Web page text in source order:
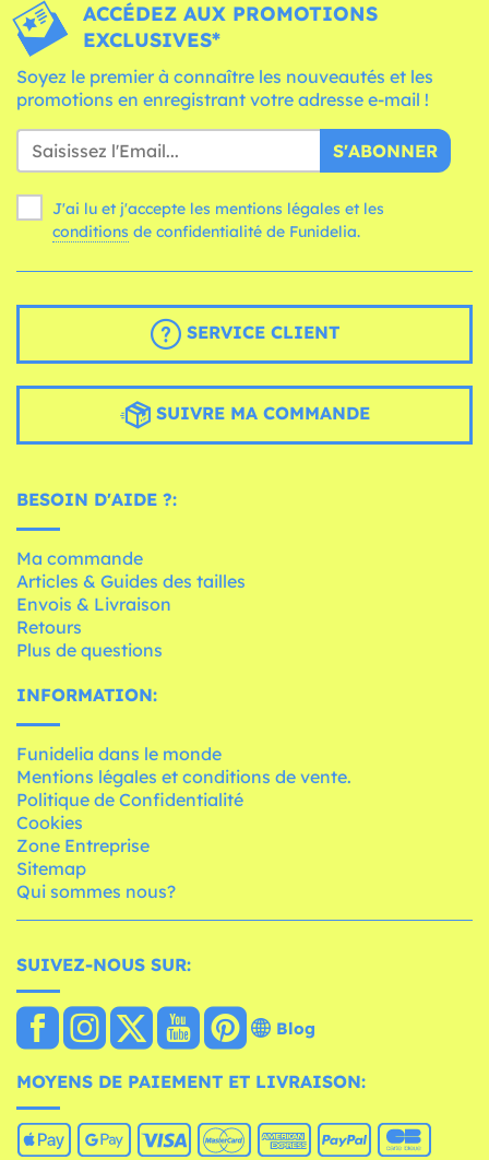
ACCÉDEZ AUX PROMOTIONS
EXCLUSIVES*
Soyez le premier à connaître les nouveautés et les
promotions en enregistrant votre adresse e-mail !
S'ABONNER
J'ai lu et j'accepte les mentions légales et les
conditions de confidentialité de Funidelia.
SERVICE CLIENT
SUIVRE MA COMMANDE
BESOIN D'AIDE ?:
Ma commande
Articles & Guides des tailles
Envois & Livraison
Retours
Plus de questions
INFORMATION:
Funidelia dans le monde
Mentions légales et conditions de vente.
Politique de Confidentialité
Cookies
Zone Entreprise
Sitemap
Qui sommes nous?
SUIVEZ-NOUS SUR:
Blog
MOYENS DE PAIEMENT ET LIVRAISON: